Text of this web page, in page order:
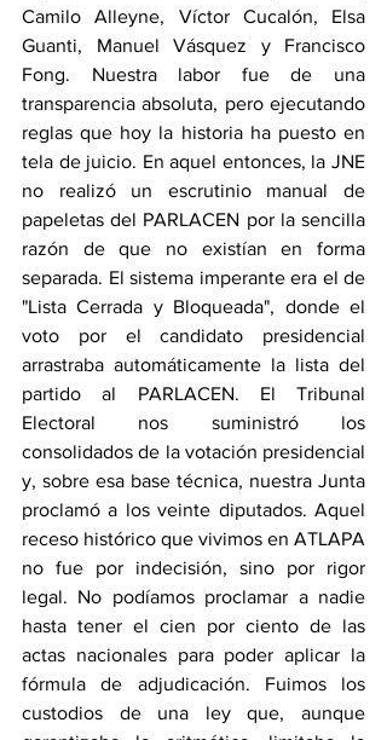
Camilo Alleyne, Víctor Cucalón, Elsa
Guanti, Manuel Vásquez y Francisco
Fong. Nuestra labor fue de una
transparencia absoluta, pero ejecutando
reglas que hoy la historia ha puesto en
tela de juicio. En aquel entonces, la JNE
no realizó un escrutinio manual de
papeletas del PARLACEN por la sencilla
razón de que no existían en forma
separada. El sistema imperante era el de
"Lista Cerrada y Bloqueada", donde el
voto por el candidato presidencial
arrastraba automáticamente la lista del
partido al PARLACEN. El Tribunal
Electoral nos suministró los
consolidados de la votación presidencial
y, sobre esa base técnica, nuestra Junta
proclamó a los veinte diputados. Aquel
receso histórico que vivimos en ATLAPA
no fue por indecisión, sino por rigor
legal. No podíamos proclamar a nadie
hasta tener el cien por ciento de las
actas nacionales para poder aplicar la
fórmula de adjudicación. Fuimos los
custodios de una ley que, aunque